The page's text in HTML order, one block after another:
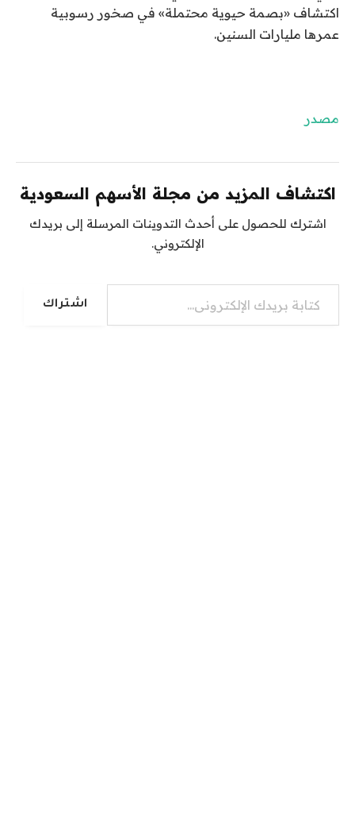
اكتشاف «بصمة حيوية محتملة» في صخور رسوبية
عمرها مليارات السنين.
مصدر
اكتشاف المزيد من مجلة الأسهم السعودية
اشترك للحصول على أحدث التدوينات المرسلة إلى بريدك
الإلكتروني.
كتابة بريدك الإلكتروني...
اشتراك